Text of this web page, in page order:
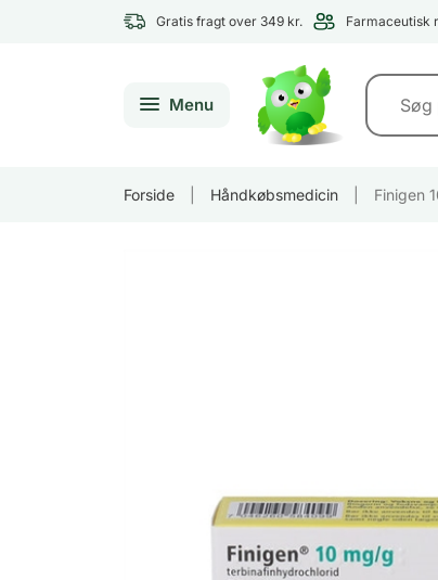
Gratis fragt over 349 kr. Farmaceutisk
Menu
Forside Håndkøbsmedicin Finigen